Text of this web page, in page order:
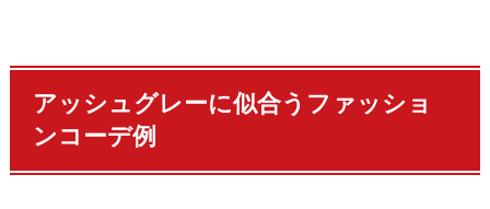
アッシュグレーに似合うファッショ
ンコーデ例